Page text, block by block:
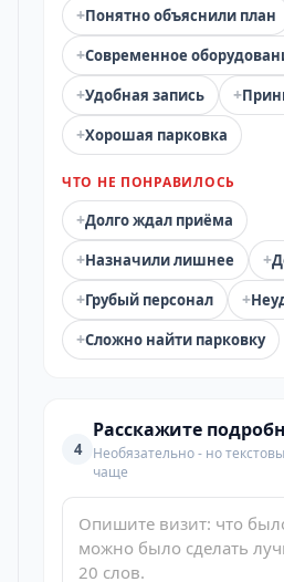
+Понятно объяснили план
+Современное
+Удобная запись +
+Хорошая парковка
ЧТО НЕ ПОНРАВИЛОСЬ
+Долго ждал приёма
+Назначили лишнее +
+Грубый персонал +
+Сложно найти парковку
4
Расскажите
Необязательно - но
чаще